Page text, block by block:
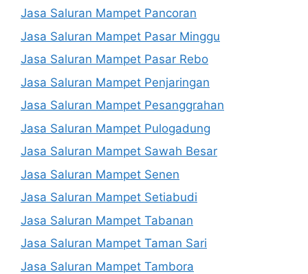
Jasa Saluran Mampet Pancoran
Jasa Saluran Mampet Pasar Minggu
Jasa Saluran Mampet Pasar Rebo
Jasa Saluran Mampet Penjaringan
Jasa Saluran Mampet Pesanggrahan
Jasa Saluran Mampet Pulogadung
Jasa Saluran Mampet Sawah Besar
Jasa Saluran Mampet Senen
Jasa Saluran Mampet Setiabudi
Jasa Saluran Mampet Tabanan
Jasa Saluran Mampet Taman Sari
Jasa Saluran Mampet Tambora